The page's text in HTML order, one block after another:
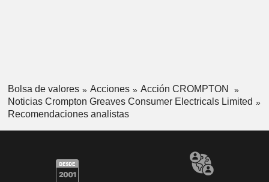
Bolsa de valores Acciones
Acción CROMPTON
Noticias Crompton Greaves Consumer Electricals Limited
Recomendaciones analistas